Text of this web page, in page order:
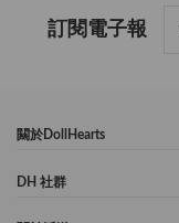
訂閱電子報
闗於DollHearts
DH 社群